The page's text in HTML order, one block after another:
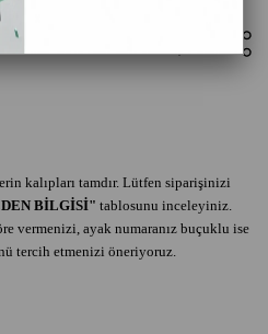
Kauçuk Tabanlı
Haki
kalıpları tamdır. Lütfen siparişinizi
BİLGİSİ" tablosunu inceleyiniz.
vermenizi, ayak numaranız buçuklu ise
tercih etmenizi öneriyoruz.